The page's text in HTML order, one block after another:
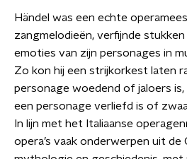
Händel was een echte
zangmelodieën, verfijnde
emoties van zijn personages in
Zo kon hij een strijkorkest laten
personage woedend of jaloers is,
een personage verliefd is of
In lijn met het Italiaanse
opera’s vaak onderwerpen uit de